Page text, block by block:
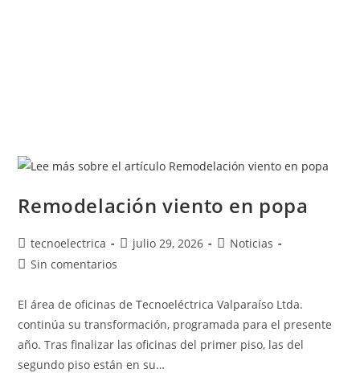
Remodelación viento en popa
tecnoelectrica julio 29, 2026
Noticias
Sin comentarios
El área de oficinas de Tecnoeléctrica Valparaíso Ltda.
continúa su transformación, programada para el presente
año. Tras finalizar las oficinas del primer piso, las del
segundo piso están en su…